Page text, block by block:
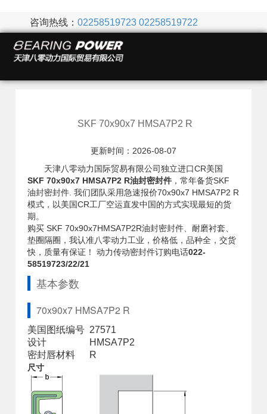
咨询热线： 02258519723 02258519722
SKF 70x90x7 HMSA7P2 R
更新时间：2026-08-07
天津八零动力国际贸易有限公司独立进口CR美国
SKF 70x90x7 HMSA7P2 R油封密封件 ，常年备货SKF
油封密封件. 我们团队采用急速报价70x90x7 HMSA7P2 R
模式，以美国CR工厂空运直发中国的方式实现最短的货
期。
购买 SKF 70x90x7HMSA7P2R油封密封件、耐磨衬套、
垫圈隔圈，我认准八零动力工业，价格低，品种全，交货
快，质量有保证！ 动力传动密封件订购电话022-
58519723/22/21
基本参数
70x90x7 HMSA7P2 R
美国图纸编号 27571
设计
HMSA7P2
密封唇材料
R
尺寸